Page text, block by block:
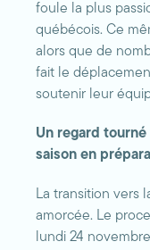
foule la plus
québécois. Ce
alors que de
fait le
soutenir leur
Un regard tourné
saison en
La transition vers
amorcée. Le
lundi 24